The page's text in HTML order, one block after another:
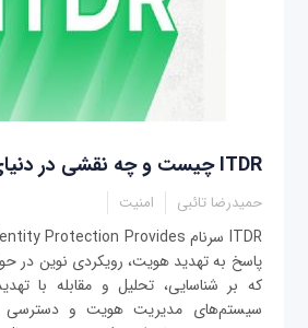
ITDR چیست و چه نقشی در دنیای SaaS دارد؟
حمیدرضا تائبی امنیت
پاسخ به تهدید هویت، رویکردی نوین در
که بر شناسایی، تحلیل و مقابله با